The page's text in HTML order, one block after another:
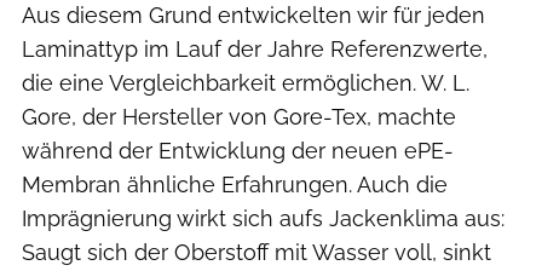
Aus diesem Grund entwickelten wir für jeden
Laminattyp im Lauf der Jahre Referenzwerte,
die eine Vergleichbarkeit ermöglichen. W. L.
Gore, der Hersteller von Gore-Tex, machte
während der Entwicklung der neuen ePE-
Membran ähnliche Erfahrungen. Auch die
Imprägnierung wirkt sich aufs Jackenklima aus:
Saugt sich der Oberstoff mit Wasser voll, sinkt